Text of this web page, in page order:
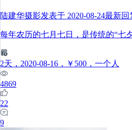
陆建华摄影发表于 2020-08-24最新回
每年农历的七月七日，是传统的“七
2天 ，2020-08-16 ，￥500 ，一个人
4869
22
9